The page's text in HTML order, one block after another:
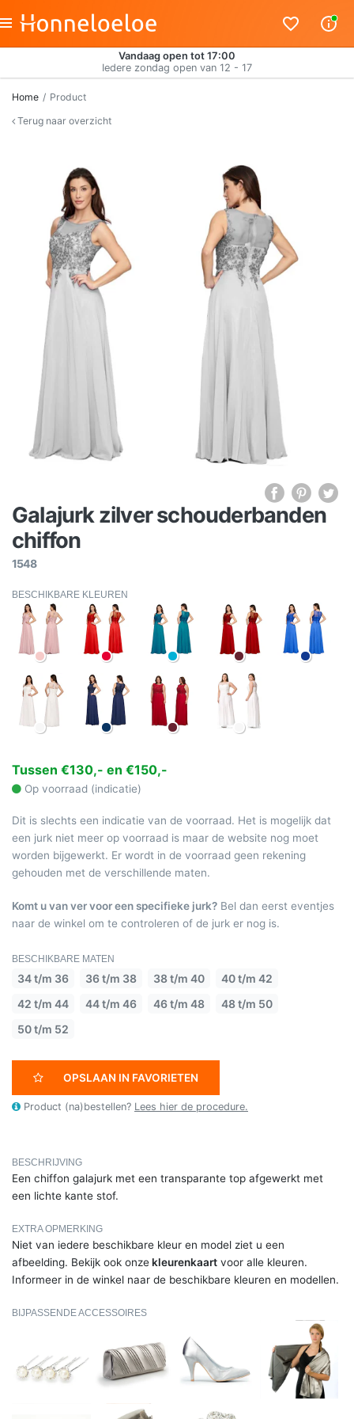
Vandaag open tot 17:00
Iedere zondag open van 12 - 17
Home
Product
Terug naar overzicht
Galajurk zilver schouderbanden
chiffon
1548
BESCHIKBARE KLEUREN
Tussen €130,- en €150,-
Op voorraad (indicatie)
Dit is slechts een indicatie van de voorraad. Het is mogelijk dat
een jurk niet meer op voorraad is maar de website nog moet
worden bijgewerkt. Er wordt in de voorraad geen rekening
gehouden met de verschillende maten.
Komt u van ver voor een specifieke jurk? Bel dan eerst eventjes
naar de winkel om te controleren of de jurk er nog is.
BESCHIKBARE MATEN
34 t/m 36 36 t/m 38 38 t/m 40
40 t/m 42
42 t/m 44
44 t/m 46 46 t/m 48
48 t/m 50
50 t/m 52
OPSLAAN IN FAVORIETEN
Product (na)bestellen? Lees hier de procedure.
BESCHRIJVING
Een chiffon galajurk met een transparante top afgewerkt met
een lichte kante stof.
EXTRA OPMERKING
Niet van iedere beschikbare kleur en model ziet u een
afbeelding. Bekijk ook onzekleurenkaart voor alle kleuren.
Informeer in de winkel naar de beschikbare kleuren en modellen.
BIJPASSENDE ACCESSOIRES